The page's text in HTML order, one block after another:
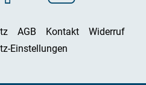
AGB Kontakt
Widerruf
Einstellungen